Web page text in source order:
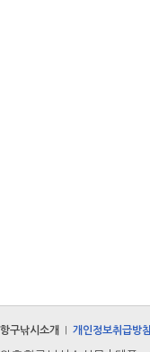
항구낚시소개 개인정보취급방침